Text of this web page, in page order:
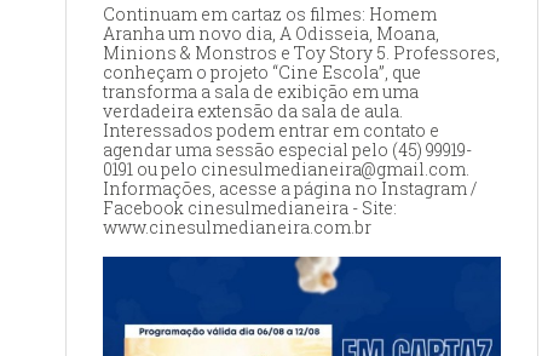
Continuam em cartaz os filmes: Homem
Aranha um novo dia, A Odisseia, Moana,
Minions & Monstros e Toy Story 5. Professores,
conheçam o projeto “Cine Escola”, que
transforma a sala de exibição em uma
verdadeira extensão da sala de aula.
Interessados podem entrar em contato e
agendar uma sessão especial pelo (45) 99919-
0191 ou pelo cinesulmedianeira@gmail.com.
Informações, acesse a página no Instagram /
Facebook cinesulmedianeira - Site:
www.cinesulmedianeira.com.br